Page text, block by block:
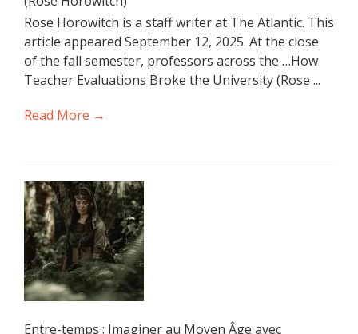
Rose Horowitch is a staff writer at The Atlantic. This
article appeared September 12, 2025. At the close
of the fall semester, professors across the …How
Teacher Evaluations Broke the University (Rose ...
Read More →
Entre-temps : Imaginer au Moyen Âge avec